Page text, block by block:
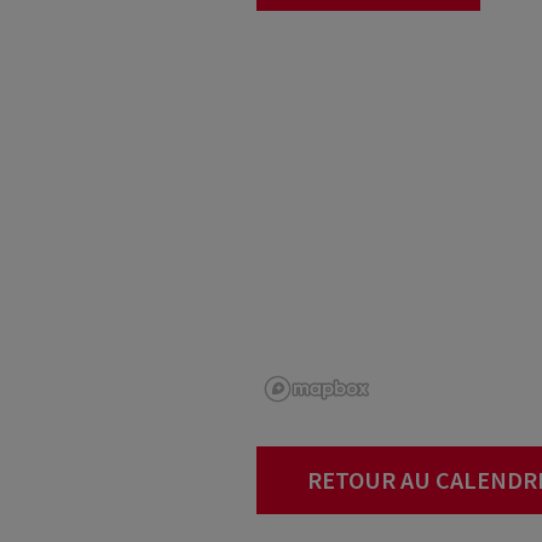
RETOUR AU